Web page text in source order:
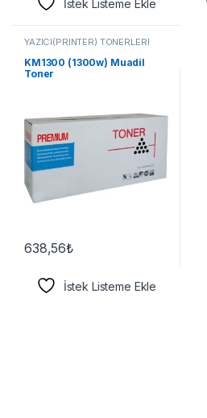
İstek Listeme Ekle
YAZICI(PRİNTER) TONERLERİ
KM1300 (1300w) Muadil
Toner
638,56₺
İstek Listeme Ekle